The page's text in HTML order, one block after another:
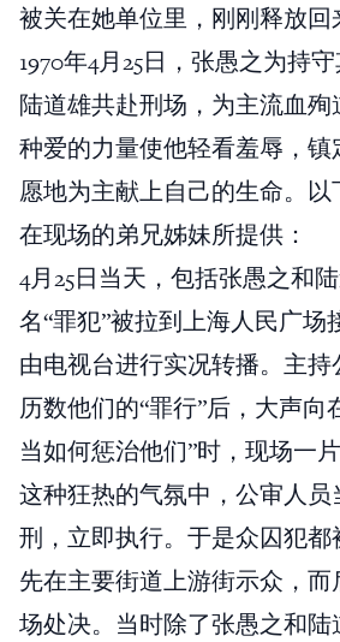
被关在她单位里，刚刚释放回
1970年4月25日，张愚之为持
陆道雄共赴刑场，为主流血
种爱的力量使他轻看羞辱，
愿地为主献上自己的生命。
在现场的弟兄姊妹所提供：
4月25日当天，包括张愚之和
名“罪犯”被拉到上海人民广场
由电视台进行实况转播。主
历数他们的“罪行”后，大声向
当如何惩治他们”时，现场一
这种狂热的气氛中，公审人
刑，立即执行。于是众囚犯都
先在主要街道上游街示众，
场处决。当时除了张愚之和